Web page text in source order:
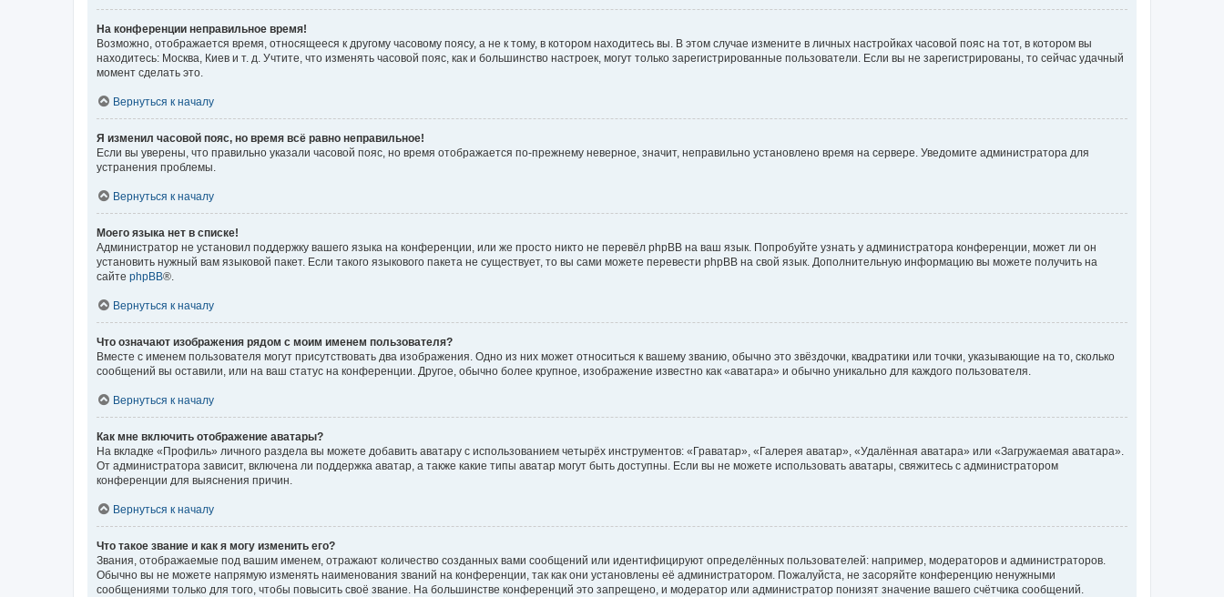
На конференции неправильное время!
Возможно, отображается время, относящееся к другому часовому поясу, а не к тому, в котором находитесь вы. В этом случае измените в личных настройках часовой пояс на тот, в котором вы
находитесь: Москва, Киев и т. д. Учтите, что изменять часовой пояс, как и большинство настроек, могут только зарегистрированные пользователи. Если вы не зарегистрированы, то сейчас удачный
момент сделать это.
Вернуться к началу
Я изменил часовой пояс, но время всё равно неправильное!
Если вы уверены, что правильно указали часовой пояс, но время отображается по-прежнему неверное, значит, неправильно установлено время на сервере. Уведомите администратора для
устранения проблемы.
Вернуться к началу
Моего языка нет в списке!
Администратор не установил поддержку вашего языка на конференции, или же просто никто не перевёл phpBB на ваш язык. Попробуйте узнать у администратора конференции, может ли он
установить нужный вам языковой пакет. Если такого языкового пакета не существует, то вы сами можете перевести phpBB на свой язык. Дополнительную информацию вы можете получить на
сайте phpBB®.
Вернуться к началу
Что означают изображения рядом с моим именем пользователя?
Вместе с именем пользователя могут присутствовать два изображения. Одно из них может относиться к вашему званию, обычно это звёздочки, квадратики или точки, указывающие на то, сколько
сообщений вы оставили, или на ваш статус на конференции. Другое, обычно более крупное, изображение известно как «аватара» и обычно уникально для каждого пользователя.
Вернуться к началу
Как мне включить отображение аватары?
На вкладке «Профиль» личного раздела вы можете добавить аватару с использованием четырёх инструментов: «Граватар», «Галерея аватар», «Удалённая аватара» или «Загружаемая аватара».
От администратора зависит, включена ли поддержка аватар, а также какие типы аватар могут быть доступны. Если вы не можете использовать аватары, свяжитесь с администратором
конференции для выяснения причин.
Вернуться к началу
Что такое звание и как я могу изменить его?
Звания, отображаемые под вашим именем, отражают количество созданных вами сообщений или идентифицируют определённых пользователей: например, модераторов и администраторов.
Обычно вы не можете напрямую изменять наименования званий на конференции, так как они установлены её администратором. Пожалуйста, не засоряйте конференцию ненужными
сообщениями только для того, чтобы повысить своё звание. На большинстве конференций это запрещено, и модератор или администратор понизят значение вашего счётчика сообщений.